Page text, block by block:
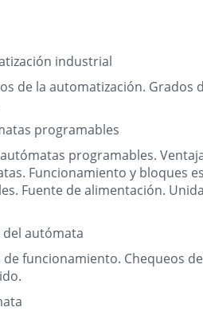
industrial
de la automatización. Grados
programables
programables.
Funcionamiento y bloques
Fuente de alimentación.
autómata
funcionamiento. Chequeos